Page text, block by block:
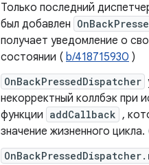
Только последний
был добавлен
получает уведомление о
состоянии ( b/418715930 )
OnBackPressedDispatcher
некорректный коллбэк при
функции addCallback ,
значение жизненного цикла.